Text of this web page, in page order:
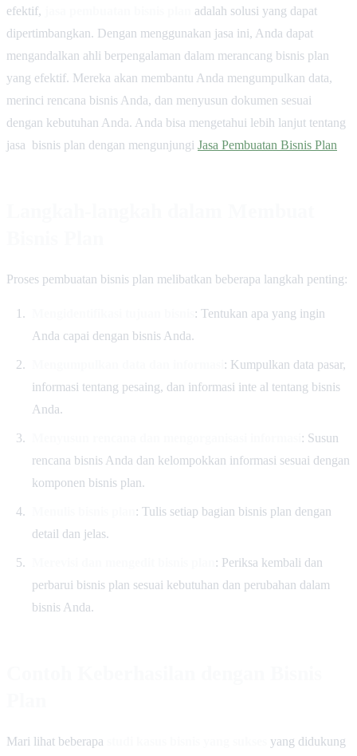
efektif,
adalah solusi yang dapat
dipertimbangkan. Dengan menggunakan jasa ini, Anda dapat
mengandalkan ahli berpengalaman dalam merancang bisnis plan
yang efektif. Mereka akan membantu Anda mengumpulkan data,
merinci rencana bisnis Anda, dan menyusun dokumen sesuai
dengan kebutuhan Anda. Anda bisa mengetahui lebih lanjut tentang
jasa bisnis plan dengan mengunjungi Jasa Pembuatan Bisnis Plan
Proses pembuatan bisnis plan melibatkan beberapa langkah penting:
: Tentukan apa yang ingin
Anda capai dengan bisnis Anda.
: Kumpulkan data pasar,
informasi tentang pesaing, dan informasi inte al tentang bisnis
Anda.
: Susun
rencana bisnis Anda dan kelompokkan informasi sesuai dengan
komponen bisnis plan.
: Tulis setiap bagian bisnis plan dengan
detail dan jelas.
: Periksa kembali dan
perbarui bisnis plan sesuai kebutuhan dan perubahan dalam
bisnis Anda.
Mari lihat beberapa
yang didukung